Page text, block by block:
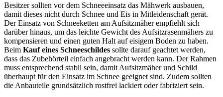
Besitzer sollten vor dem Schneeeinsatz das Mähwerk ausbauen,
damit dieses nicht durch Schnee und Eis in Mitleidenschaft gerät.
Der Einsatz von Schneeketten am Aufsitzmäher empfiehlt sich
darüber hinaus, um das leichte Gewicht des Aufsitzrasenmähers zu
kompensieren und einen guten Halt auf eisigem Boden zu haben.
Beim Kauf eines Schneeschildes sollte darauf geachtet werden,
dass das Zubehörteil einfach angebracht werden kann. Der Rahmen
muss entsprechend stabil sein, damit Aufsitzmäher und Schild
überhaupt für den Einsatz im Schnee geeignet sind. Zudem sollten
die Anbauteile grundsätzlich rostfrei lackiert oder fabriziert sein.